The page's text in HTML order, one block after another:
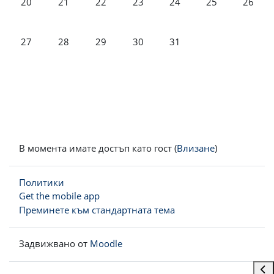
Няма събития, понеделник, 27 юли
27 Няма събития, вторник, 28 юли
28 Няма събития, сряда, 29 юли
29 Няма събития, четвъртък, 30
30 Няма събития, петък,
31
В момента имате достъп като гост (Влизане)
Политики
Get the mobile app
Преминете към стандартната тема
Задвижвано от Moodle